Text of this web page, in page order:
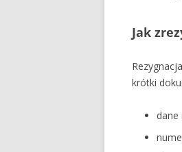
Jak
krótki
dane